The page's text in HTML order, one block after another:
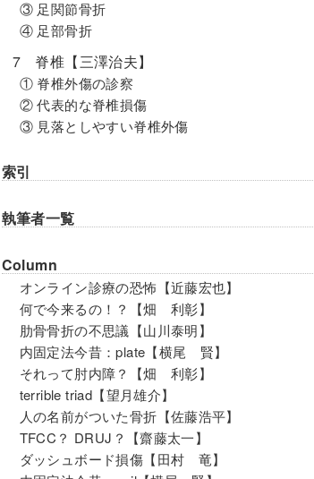
③ 足関節骨折
④ 足部骨折
7 脊椎【三澤治夫】
① 脊椎外傷の診察
② 代表的な脊椎損傷
③ 見落としやすい脊椎外傷
索引
執筆者一覧
Column
オンライン診療の恐怖【近藤宏也】
何で今来るの！？【畑 利彰】
肋骨骨折の不思議【山川泰明】
内固定法今昔：plate【横尾 賢】
それって肘内障？【畑 利彰】
terrible triad【望月雄介】
人の名前がついた骨折【佐藤浩平】
TFCC？ DRUJ？【齋藤太一】
ダッシュボード損傷【田村 竜】